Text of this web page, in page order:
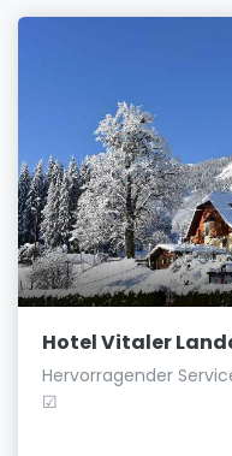
Hotel Vitaler
Hervorragender
☑